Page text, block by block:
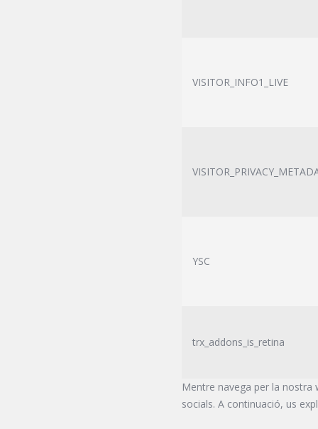
VISITOR_INFO1_LIVE
YSC
trx_addons_is_retina
Mentre navega per la nostra
socials. A continuació, us